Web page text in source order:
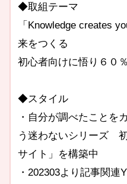
◆取組テーマ
「Knowledge creates
来をつくる
初心者向けに悟り６０
◆スタイル
・自分が調べたことを
う迷わないシリーズ
サイト」を構築中
・202303より記事関連